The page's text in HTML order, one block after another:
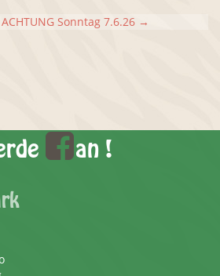
ACHTUNG Sonntag 7.6.26 →
an !